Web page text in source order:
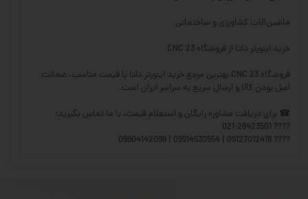
ماشین‌آلات کشاورزی و ساختمانی
خرید اینورتر دلتا از فروشگاه CNC 23
فروشگاه CNC 23 بهترین مرجع خرید اینورتر دلتا با قیمت مناسب، ضمانت
اصل بودن کالا و ارسال سریع به سراسر ایران است.
☎ برای دریافت مشاوره رایگان و استعلام قیمت، با ما تماس بگیرید:
???? 021-28423501
???? 09127012418 | 09914530554 | 09904142099